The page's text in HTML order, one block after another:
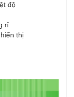
độ
rỉ
thị